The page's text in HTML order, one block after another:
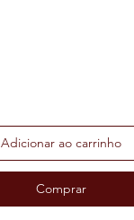
Adicionar ao carrinho
Comprar